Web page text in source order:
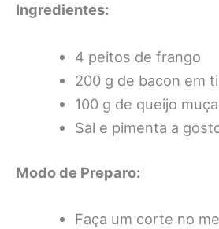
Ingredientes:
4 peitos de frango
200 g de bacon em
100 g de queijo
Sal e pimenta a
Modo de Preparo:
Faça um corte no